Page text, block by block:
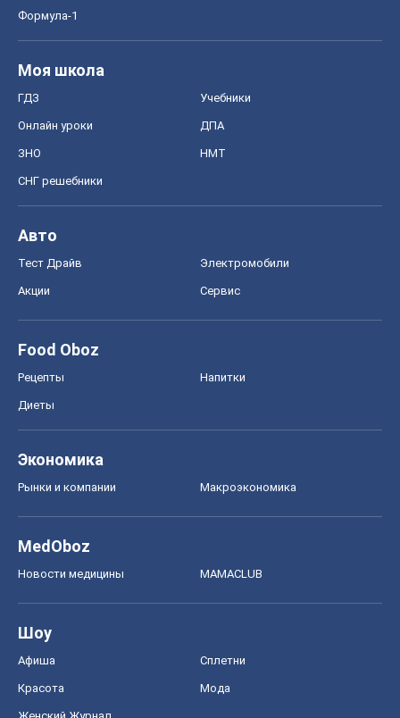
Формула-1
Моя школа
ГДЗ Учебники
Онлайн уроки ДПА
ЗНО НМТ
СНГ решебники
Авто
Тест Драйв Электромобили
Акции Сервис
Food Oboz
Рецепты Напитки
Диеты
Экономика
Рынки и компании Mакроэкономика
MedOboz
Новости медицины MAMACLUB
Шоу
Афиша Сплетни
Красота Мода